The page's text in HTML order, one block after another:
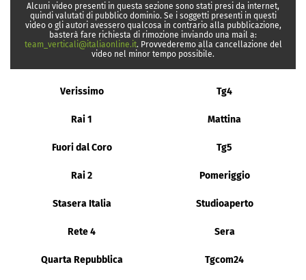
Alcuni video presenti in questa sezione sono stati presi da internet,
quindi valutati di pubblico dominio. Se i soggetti presenti in questi
video o gli autori avessero qualcosa in contrario alla pubblicazione,
basterà fare richiesta di rimozione inviando una mail a:
team_verticali@italiaonline.it. Provvederemo alla cancellazione del
video nel minor tempo possibile.
Verissimo Tg4
Rai 1 Mattina
Fuori dal Coro Tg5
Rai 2 Pomeriggio
Stasera Italia Studioaperto
Rete 4 Sera
Quarta Repubblica Tgcom24